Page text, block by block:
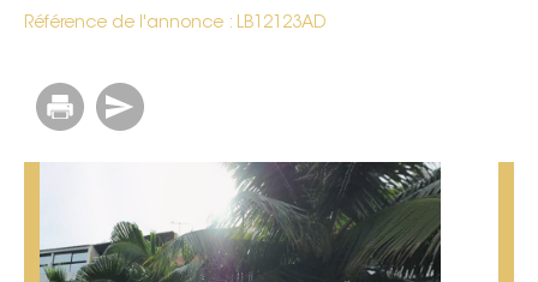
Référence de l'annonce : LB12123AD